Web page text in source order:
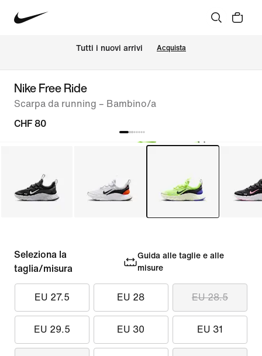
Tutti i nuovi arrivi Acquista
Nike Free Ride
Scarpa da running – Bambino/a
CHF 80
Seleziona la
taglia/misura
Guida alle taglie e alle
misure
EU 27.5 EU 28 EU 28.5
EU 29.5 EU 30 EU 31